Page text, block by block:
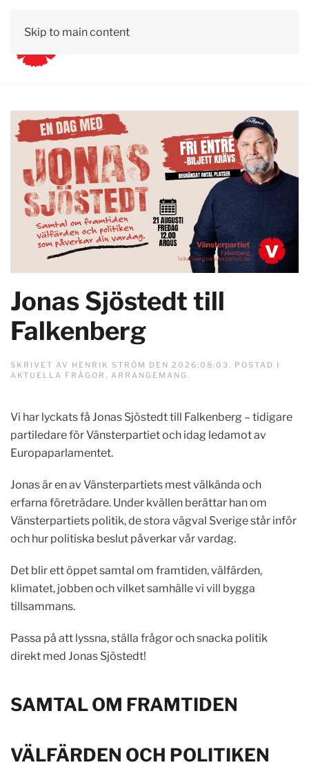
Skip to main content
Jonas Sjöstedt till
Falkenberg
SKRIVET AV HENRIK STRÖM DEN 2026:08:03. POSTAD I
AKTUELLA FRÅGOR , ARRANGEMANG.
Vi har lyckats få Jonas Sjöstedt till Falkenberg – tidigare
partiledare för Vänsterpartiet och idag ledamot av
Europaparlamentet.
Jonas är en av Vänsterpartiets mest välkända och
erfarna företrädare. Under kvällen berättar han om
Vänsterpartiets politik, de stora vägval Sverige står inför
och hur politiska beslut påverkar vår vardag.
Det blir ett öppet samtal om framtiden, välfärden,
klimatet, jobben och vilket samhälle vi vill bygga
tillsammans.
Passa på att lyssna, ställa frågor och snacka politik
direkt med Jonas Sjöstedt!
SAMTAL OM FRAMTIDEN
VÄLFÄRDEN OCH POLITIKEN